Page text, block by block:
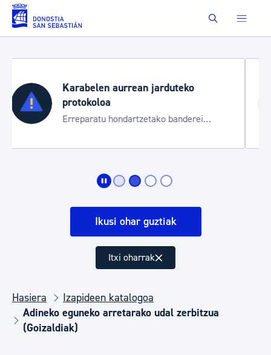
Eduki nagusira joan Buscar
Aste Nagusia 2026
Trafiko mozketak eta garraio zerbitzu
bereziak
Ikusi ohar guztiak
Itxi oharrak
Hasiera
Izapideen katalogoa
Adineko eguneko arretarako udal zerbitzua
(Goizaldiak)